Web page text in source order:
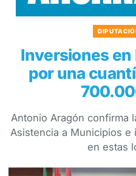
Inversiones en
por una
Antonio Aragón confirma
Asistencia a Municipios
en estas